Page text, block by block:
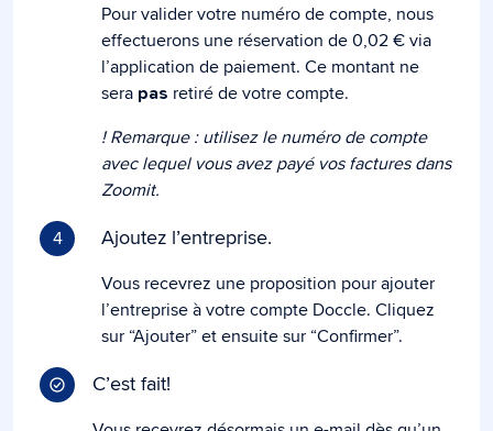
Pour valider votre numéro de compte, nous
effectuerons une réservation de 0,02 € via
l’application de paiement. Ce montant ne
sera pas retiré de votre compte.
! Remarque : utilisez le numéro de compte
avec lequel vous avez payé vos factures dans
Zoomit.
4
Ajoutez l’entreprise.
Vous recevrez une proposition pour ajouter
l’entreprise à votre compte Doccle. Cliquez
sur “Ajouter” et ensuite sur “Confirmer”.
C’est fait!